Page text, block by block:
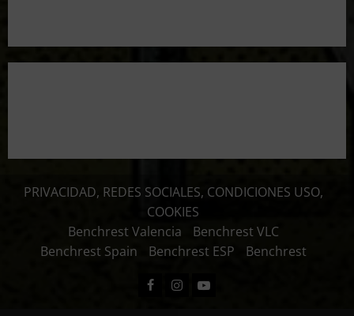
PRIVACIDAD, REDES SOCIALES, CONDICIONES USO,
COOKIES
Benchrest Valencia
Benchrest VLC
Benchrest Spain
Benchrest ESP Benchrest
Facebook
Instagram
Youtube